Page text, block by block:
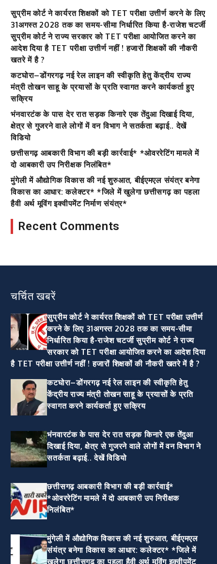
सुप्रीम कोर्ट ने कार्यरत शिक्षकों को TET परीक्षा उत्तीर्ण करने के लिए
31अगस्त 2028 तक का समय-सीमा निर्धारित किया है-राजेश चटर्जी
सुप्रीम कोर्ट ने राज्य सरकार को TET परीक्षा आयोजित करने का
आदेश दिया है TET परीक्षा उत्तीर्ण नहीं ! हजारों शिक्षकों की नौकरी
खतरे में है ?
कटघोरा–डोंगरगढ़ नई रेल लाइन की स्वीकृति हेतु केंद्रीय राज्य
मंत्री तोखन साहू के प्रयासों के प्रति स्वागत करने कार्यकर्ता हुए
सक्रिय
भंनवारटंक के पास देर रात सड़क किनारे एक तेंदुआ दिखाई दिया,
क्षेत्र से गुजरने वाले लोगों में वन विभाग ने सतर्कता बढ़ाई.. देखें
विडियो
छत्तीसगढ़ आबकारी विभाग की बड़ी कार्रवाई* *ओवररेटिंग मामले में
दो आबकारी उप निरीक्षक निलंबित*
मुंगेली में औद्योगिक विकास की नई शुरुआत, बीईएमएल संयंत्र बनेगा
विकास का आधार: कलेक्टर* *जिले में खुलेगा छत्तीसगढ़ का पहला
हैवी अर्थ मूविंग इक्वीपमेंट निर्माण संयंत्र*
Recent Comments
चर्चित खबरें
सुप्रीम कोर्ट ने कार्यरत शिक्षकों को TET परीक्षा उत्तीर्ण
करने के लिए 31अगस्त 2028 तक का समय-सीमा
निर्धारित किया है-राजेश चटर्जी सुप्रीम कोर्ट ने राज्य
सरकार को TET परीक्षा आयोजित करने का आदेश दिया
है TET परीक्षा उत्तीर्ण नहीं ! हजारों शिक्षकों की नौकरी खतरे में है ?
कटघोरा–डोंगरगढ़ नई रेल लाइन की स्वीकृति हेतु
केंद्रीय राज्य मंत्री तोखन साहू के प्रयासों के प्रति
स्वागत करने कार्यकर्ता हुए सक्रिय
भंनवारटंक के पास देर रात सड़क किनारे एक तेंदुआ
दिखाई दिया, क्षेत्र से गुजरने वाले लोगों में वन विभाग ने
सतर्कता बढ़ाई.. देखें विडियो
छत्तीसगढ़ आबकारी विभाग की बड़ी कार्रवाई*
*ओवररेटिंग मामले में दो आबकारी उप निरीक्षक
निलंबित*
मुंगेली में औद्योगिक विकास की नई शुरुआत, बीईएमएल
संयंत्र बनेगा विकास का आधार: कलेक्टर* *जिले में
खुलेगा छत्तीसगढ़ का पहला हैवी अर्थ मूविंग इक्वीपमेंट